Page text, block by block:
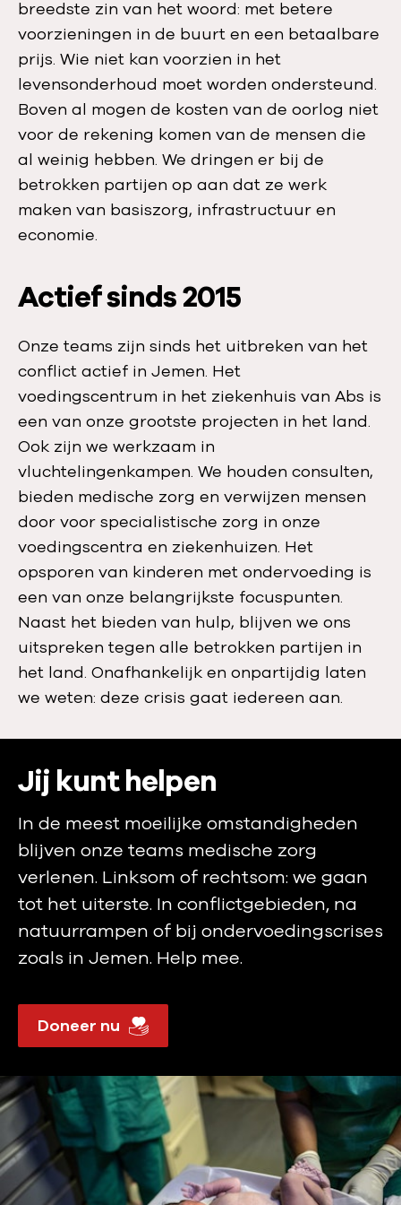
breedste zin van het woord: met betere
voorzieningen in de buurt en een betaalbare
prijs. Wie niet kan voorzien in het
levensonderhoud moet worden ondersteund.
Boven al mogen de kosten van de oorlog niet
voor de rekening komen van de mensen die
al weinig hebben. We dringen er bij de
betrokken partijen op aan dat ze werk
maken van basiszorg, infrastructuur en
economie.
Actief sinds 2015
Onze teams zijn sinds het uitbreken van het
conflict actief in Jemen. Het
voedingscentrum in het ziekenhuis van Abs is
een van onze grootste projecten in het land.
Ook zijn we werkzaam in
vluchtelingenkampen. We houden consulten,
bieden medische zorg en verwijzen mensen
door voor specialistische zorg in onze
voedingscentra en ziekenhuizen. Het
opsporen van kinderen met ondervoeding is
een van onze belangrijkste focuspunten.
Naast het bieden van hulp, blijven we ons
uitspreken tegen alle betrokken partijen in
het land. Onafhankelijk en onpartijdig laten
we weten: deze crisis gaat iedereen aan.
:
Jij kunt helpen
In de meest moeilijke omstandigheden
blijven onze teams medische zorg
verlenen. Linksom of rechtsom: we gaan
tot het uiterste. In conflictgebieden, na
natuurrampen of bij ondervoedingscrises
zoals in Jemen. Help mee.
Doneer nu